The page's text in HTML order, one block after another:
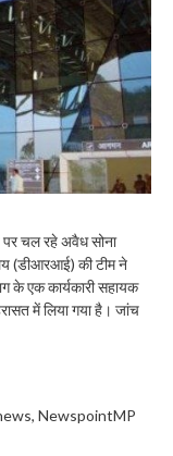
पर चल रहे अवैध सोना
(डीआरआई) की टीम ने
के एक कार्यकारी सहायक
में लिया गया है। जांच
,NewspointMP